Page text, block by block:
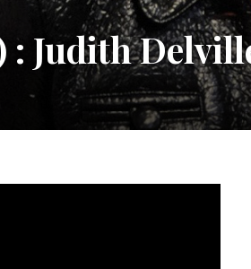
: Judith